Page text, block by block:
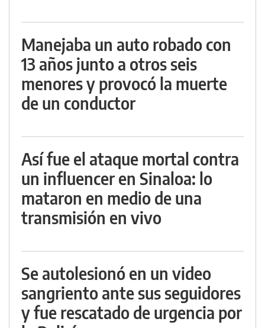
Manejaba un auto robado con
13 años junto a otros seis
menores y provocó la muerte
de un conductor
Así fue el ataque mortal contra
un influencer en Sinaloa: lo
mataron en medio de una
transmisión en vivo
Se autolesionó en un video
sangriento ante sus seguidores
y fue rescatado de urgencia por